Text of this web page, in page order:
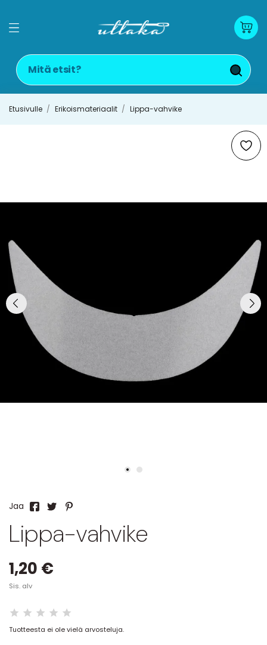
Etusivulle Erikoismateriaalit Lippa-vahvike
Jaa
Lippa-vahvike
1,20 €
Sis. alv
Tuotteesta ei ole vielä arvosteluja.